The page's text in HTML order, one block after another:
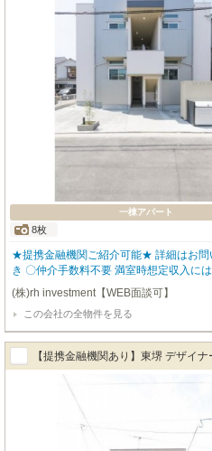
一棟アパート
8枚
★提携金融機関ご紹介可能★ 詳細はお問い合わせ
き 〇仲介手数料不要 満室時想定収入には駐車
人気な設備を数多く設置しているので、
頂ける物件となっております。 ▼物件仕様▼ ・ロフト ・バストイレ別 ・追い
炊き機能 ・独立洗面台 ・TVモニタ付きインターホン 【
・東証上場企業グループ会社 ・仕入、
プ ・金融機関のご相談も承ります。
(株)rh investment【WEB面談可】
この会社の全物件を見る
【提携金融機関あり】東堺 デザイ